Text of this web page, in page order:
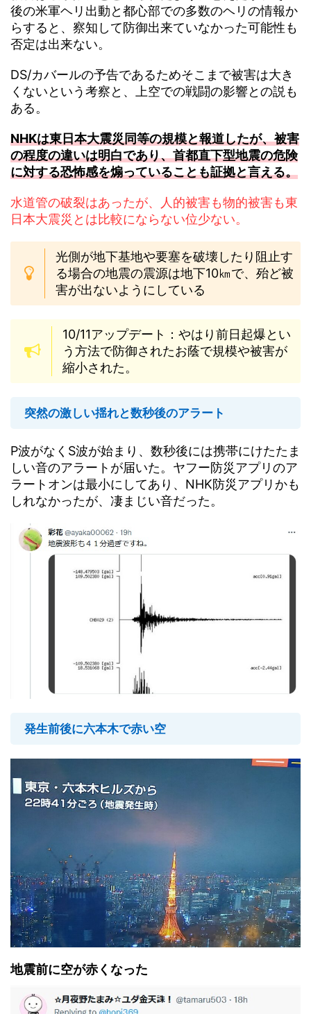
後の米軍ヘリ出動と都心部での多数のヘリの情報か
らすると、察知して防御出来ていなかった可能性も
否定は出来ない。
DS/カバールの予告であるためそこまで被害は大き
くないという考察と、上空での戦闘の影響との説も
ある。
NHKは東日本大震災同等の規模と報道したが、被害
の程度の違いは明白であり、首都直下型地震の危険
に対する恐怖感を煽っていることも証拠と言える。
水道管の破裂はあったが、人的被害も物的被害も東
日本大震災とは比較にならない位少ない。
光側が地下基地や要塞を破壊したり阻止す
る場合の地震の震源は地下10㎞で、殆ど被
害が出ないようにしている
10/11アップデート：やはり前日起爆とい
う方法で防御されたお蔭で規模や被害が
縮小された。
突然の激しい揺れと数秒後のアラート
P波がなくS波が始まり、数秒後には携帯にけたたま
しい音のアラートが届いた。ヤフー防災アプリのア
ラートオンは最小にしてあり、NHK防災アプリかも
しれなかったが、凄まじい音だった。
発生前後に六本木で赤い空
地震前に空が赤くなった